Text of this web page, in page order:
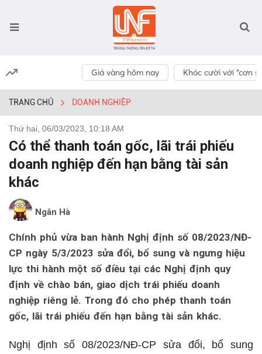
Giá vàng hôm nay Khóc cười với “cơn
TRANG CHỦ DOANH NGHIỆP
Thứ hai, 06/03/2023, 10:18 AM
Có thể thanh toán gốc, lãi trái phiếu
doanh nghiệp đến hạn bằng tài sản
khác
Ngân Hà
Chính phủ vừa ban hành Nghị định số 08/2023/NĐ-
CP ngày 5/3/2023 sửa đổi, bổ sung và ngưng hiệu
lực thi hành một số điều tại các Nghị định quy
định về chào bán, giao dịch trái phiếu doanh
nghiệp riêng lẻ. Trong đó cho phép thanh toán
gốc, lãi trái phiếu đến hạn bằng tài sản khác.
Nghị định số 08/2023/NĐ-CP sửa đổi, bổ sung